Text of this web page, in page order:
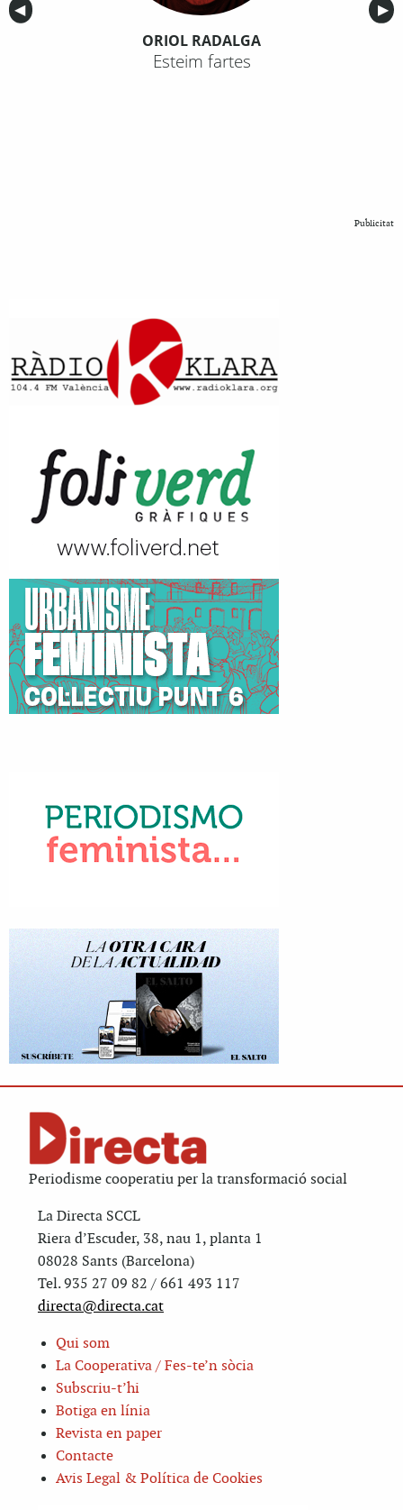
Anterior
◀︎ ▶︎
ORIOL RADALGA
Esteim fartes
Publicitat
Periodisme cooperatiu per la transformació social
La Directa SCCL
Riera d’Escuder, 38, nau 1, planta 1
08028 Sants (Barcelona)
Tel. 935 27 09 82 / 661 493 117
directa@directa.cat
Qui som
La Cooperativa / Fes-te’n sòcia
Subscriu-t’hi
Botiga en línia
Revista en paper
Contacte
Avis Legal & Política de Cookies